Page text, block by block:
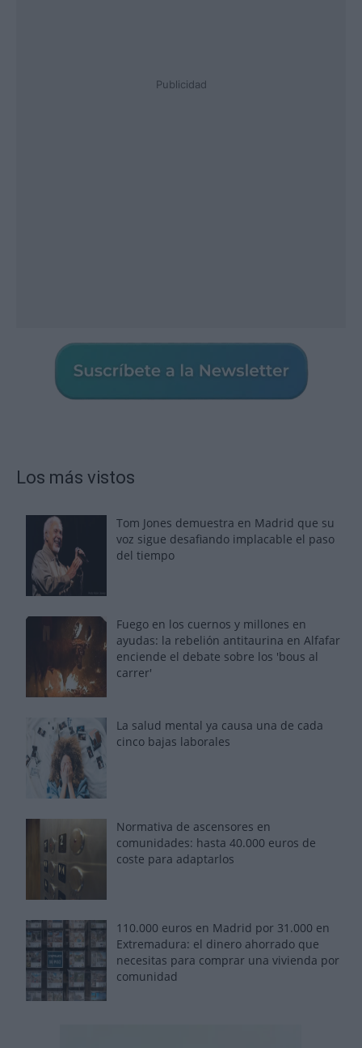
Publicidad
Los más vistos
Tom Jones demuestra en Madrid que su
voz sigue desafiando implacable el paso
del tiempo
Fuego en los cuernos y millones en
ayudas: la rebelión antitaurina en Alfafar
enciende el debate sobre los 'bous al
carrer'
La salud mental ya causa una de cada
cinco bajas laborales
Normativa de ascensores en
comunidades: hasta 40.000 euros de
coste para adaptarlos
110.000 euros en Madrid por 31.000 en
Extremadura: el dinero ahorrado que
necesitas para comprar una vivienda por
comunidad